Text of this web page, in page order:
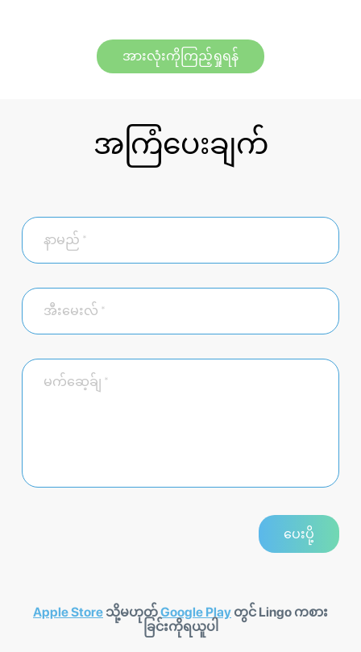
အားလုံးကိုကြည့်ရှုရန်
အကြံပေးချက်
Apple Store သို့မဟုတ်Google Play တွင် Lingo ကစား
ခြင်းကိုရယူပါ